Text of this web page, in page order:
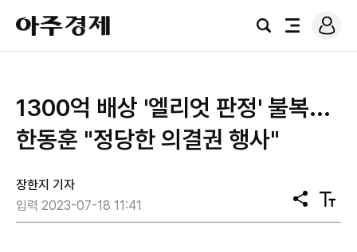
아
주
경
검
전
로
그
1300억 배상 '엘리엇 판정' 불복...
한동훈 "정당한 의결권 행사"
장한지 기자
입력 2023-07-18 11:41
공
유
텍
스